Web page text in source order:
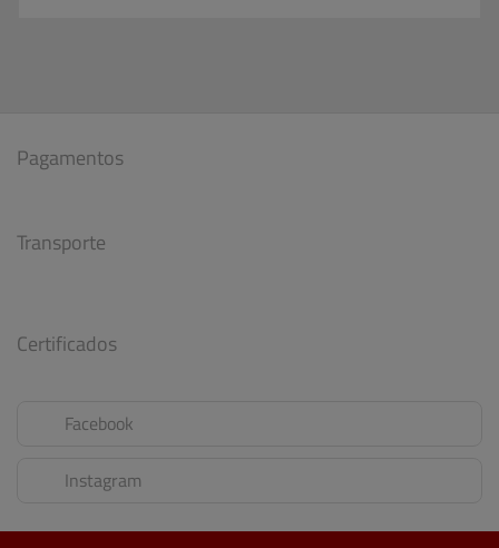
Pagamentos
Transporte
Certificados
Facebook
Instagram